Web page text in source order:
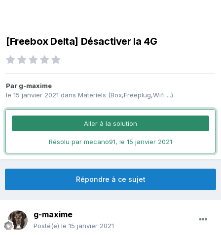
[Freebox Delta] Désactiver la 4G
Par g-maxime
le 15 janvier 2021 dans Materiels (Box,Freeplug,Wifi ...)
Aller à la solution
Résolu par mecano91, le 15 janvier 2021
Répondre à ce sujet
g-maxime
Posté(e) le 15 janvier 2021